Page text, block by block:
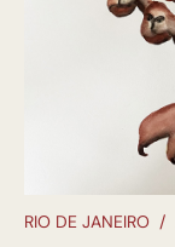
RIO DE JANEIRO /